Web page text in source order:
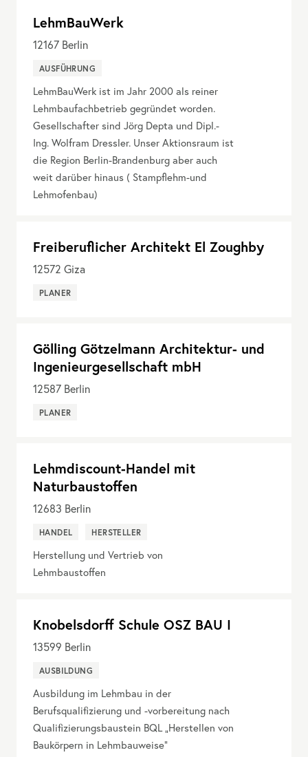
LehmBauWerk
12167 Berlin
AUSFÜHRUNG
LehmBauWerk ist im Jahr 2000 als reiner
Lehmbaufachbetrieb gegründet worden.
Gesellschafter sind Jörg Depta und Dipl.-
Ing. Wolfram Dressler. Unser Aktionsraum ist
die Region Berlin-Brandenburg aber auch
weit darüber hinaus ( Stampflehm-und
Lehmofenbau)
Freiberuflicher Architekt El Zoughby
12572 Giza
PLANER
Gölling Götzelmann Architektur- und
Ingenieurgesellschaft mbH
12587 Berlin
PLANER
Lehmdiscount-Handel mit
Naturbaustoffen
12683 Berlin
HANDEL HERSTELLER
Herstellung und Vertrieb von
Lehmbaustoffen
Knobelsdorff Schule OSZ BAU I
13599 Berlin
AUSBILDUNG
Ausbildung im Lehmbau in der
Berufsqualifizierung und -vorbereitung nach
Qualifizierungsbaustein BQL „Herstellen von
Baukörpern in Lehmbauweise“